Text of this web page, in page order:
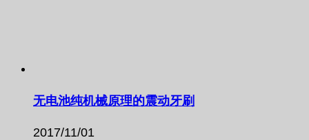
无电池纯机械原理的震动牙刷
2017/11/01